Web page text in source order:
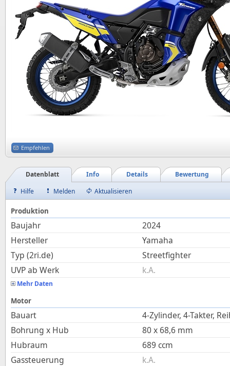
Empfehlen
Bewertung
Details
Info
Datenblatt
Hilfe
Melden Aktualisieren
Produktion
Baujahr
2024
Hersteller
Yamaha
Typ (2ri.de)
Streetfighter
UVP ab Werk
k.A.
Mehr Daten
Motor
Bauart
4-Zylinder, 4-Takter,
Bohrung x Hub
80x 68,6 mm
Hubraum
689 ccm
Gassteuerung
k.A.